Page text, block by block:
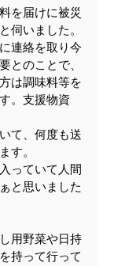
を届けに被災
伺いました。
連絡を取り今
とのことで、
は調味料等を
。支援物資
て、何度も送
す。
っていて人間
と思いました
用野菜や日持
持って行って